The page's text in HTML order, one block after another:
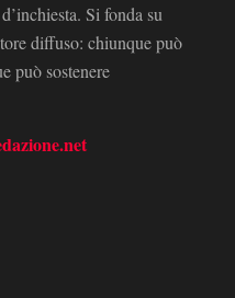
Si fonda su
diffuso: chiunque può
può sostenere